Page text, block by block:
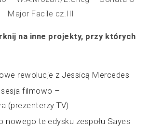
Major Facile cz.III
na inne projekty, przy których
rewolucje z Jessicą Mercedes
filmowo –
(prezenterzy TV)
nowego teledysku zespołu Sayes